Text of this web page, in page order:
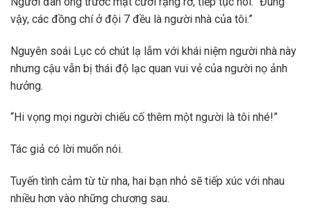
vậy, các đồng chí ở đội 7 đều là người nhà của tôi.”
Nguyên soái Lục có chút lạ lẫm với khái niệm người nhà này
nhưng cậu vẫn bị thái độ lạc quan vui vẻ của người nọ ảnh
hưởng.
“Hi vọng mọi người chiếu cố thêm một người là tôi nhé!”
Tác giả có lời muốn nói.
Tuyến tình cảm từ từ nha, hai bạn nhỏ sẽ tiếp xúc với nhau
nhiều hơn vào những chương sau.